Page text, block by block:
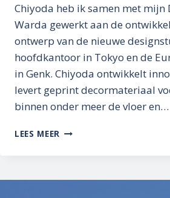
Chiyoda heb ik samen met mijn
Warda gewerkt aan de
ontwerp van de nieuwe
hoofdkantoor in Tokyo en de
in Genk. Chiyoda ontwikkelt
levert geprint decormateriaal
binnen onder meer de vloer en…
LEES MEER DE
EN